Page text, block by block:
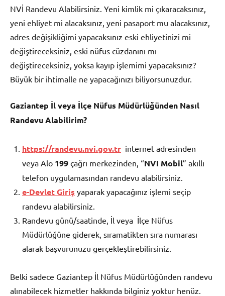
NVİ Randevu Alabilirsiniz. Yeni kimlik mi çıkaracaksınız,
yeni ehliyet mi alacaksınız, yeni pasaport mu alacaksınız,
adres değişikliğimi yapacaksınız eski ehliyetinizi mi
değiştireceksiniz, eski nüfus cüzdanını mı
değiştireceksiniz, yoksa kayıp işlemimi yapacaksınız?
Büyük bir ihtimalle ne yapacağınızı biliyorsunuzdur.
Gaziantep İl veya İlçe Nüfus Müdürlüğünden Nasıl
Randevu Alabilirim?
https://randevu.nvi.gov.tr internet adresinden
veya Alo 199 çağrı merkezinden, “NVI Mobil” akıllı
telefon uygulamasından randevu alabilirsiniz.
e-Devlet Giriş yaparak yapacağınız işlemi seçip
randevu alabilirsiniz.
Randevu günü/saatinde, İl veya İlçe Nüfus
Müdürlüğüne giderek, sıramatikten sıra numarası
alarak başvurunuzu gerçekleştirebilirsiniz.
Belki sadece Gaziantep İl Nüfus Müdürlüğünden randevu
alınabilecek hizmetler hakkında bilginiz yoktur henüz.